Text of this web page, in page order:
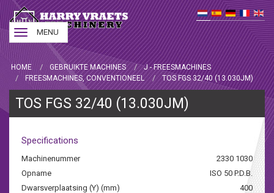
Toggle
navigation
MENU
HOME GEBRUIKTE MACHINES
J - FREESMACHINES
FREESMACHINES, CONVENTIONEEL
TOS FGS 32/40 (13.030JM)
TOS FGS 32/40 (13.030JM)
Specifications
Machinenummer
2330 1030
Opname
ISO 50 P.D.B.
Dwarsverplaatsing (Y) (mm)
400